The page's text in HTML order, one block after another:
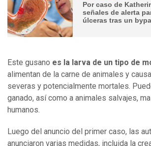
Por caso de
señales de alerta
úlceras tras un
Este gusano es la larva de un tipo de
alimentan de la carne de animales y
severas y potencialmente mortales.
ganado, así como a animales salvajes,
humanos.
Luego del anuncio del primer caso, las
anunciaron varias medidas, incluida la